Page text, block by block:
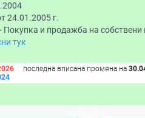
24.01.2005 г.
Покупка и продажба на
тук
последна вписана промяна на